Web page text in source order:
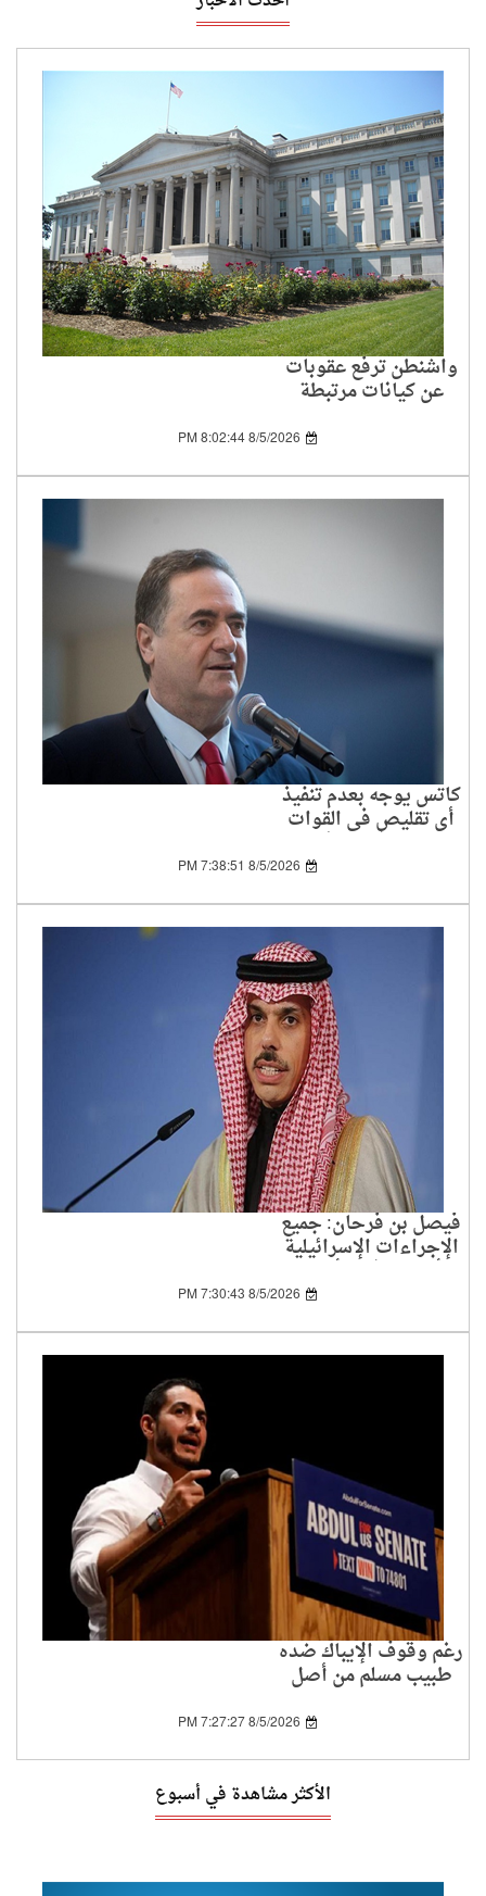
واشنطن ترفع عقوبات
عن كيانات مرتبطة
8/5/2026 8:02:44 PM
كاتس يوجه بعدم تنفيذ
أي تقليص في القوات
المنتشرة في غلاف غزة
8/5/2026 7:38:51 PM
فيصل بن فرحان: جميع
الإجراءات الإسرائيلية
الأحادية في الأراضي
الفلسطينية باطلة 8/5/2026 7:30:43 PM
رغم وقوف الإيباك ضده
طبيب مسلم من أصل
مجلس الشيوخ الأمريكي8/5/2026 7:27:27 PM
الأكثر مشاهدة في أسبوع